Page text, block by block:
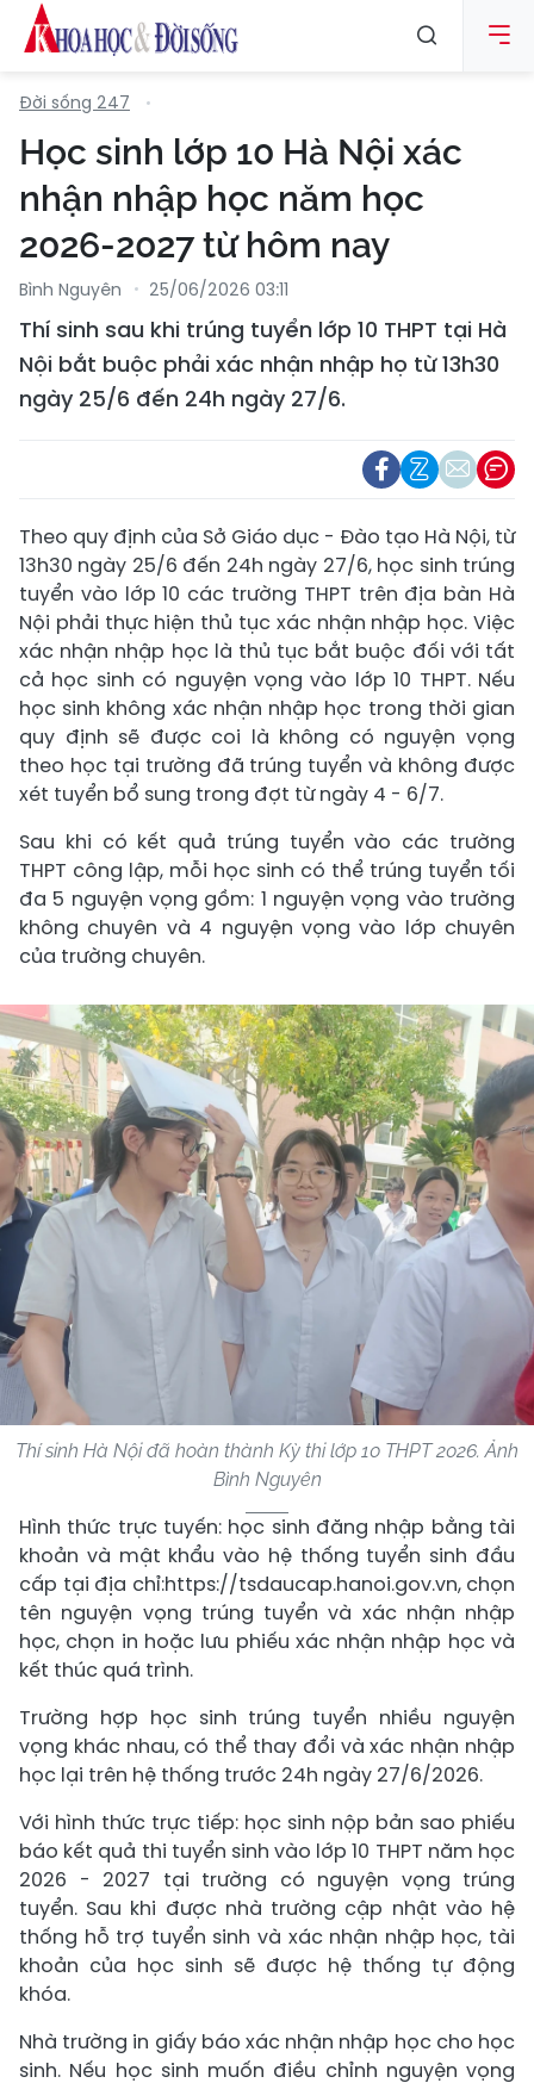
Đời sống 247
Học sinh lớp 10 Hà Nội xác
nhận nhập học năm học
2026-2027 từ hôm nay
Bình Nguyên 25/06/2026 03:11
Thí sinh sau khi trúng tuyển lớp 10 THPT tại Hà
Nội bắt buộc phải xác nhận nhập họ từ 13h30
ngày 25/6 đến 24h ngày 27/6.
Theo quy định của Sở Giáo dục - Đào tạo Hà Nội, từ
13h30 ngày 25/6 đến 24h ngày 27/6, học sinh trúng
tuyển vào lớp 10 các trường THPT trên địa bàn Hà
Nội phải thực hiện thủ tục xác nhận nhập học. Việc
xác nhận nhập học là thủ tục bắt buộc đối với tất
cả học sinh có nguyện vọng vào lớp 10 THPT. Nếu
học sinh không xác nhận nhập học trong thời gian
quy định sẽ được coi là không có nguyện vọng
theo học tại trường đã trúng tuyển và không được
xét tuyển bổ sung trong đợt từ ngày 4 - 6/7.
Sau khi có kết quả trúng tuyển vào các trường
THPT công lập, mỗi học sinh có thể trúng tuyển tối
đa 5 nguyện vọng gồm: 1 nguyện vọng vào trường
không chuyên và 4 nguyện vọng vào lớp chuyên
của trường chuyên.
Thí sinh Hà Nội đã hoàn thành Kỳ thi lớp 10 THPT 2026. Ảnh
Bình Nguyên
Hình thức trực tuyến: học sinh đăng nhập bằng tài
khoản và mật khẩu vào hệ thống tuyển sinh đầu
cấp tại địa chỉ:https://tsdaucap.hanoi.gov.vn, chọn
tên nguyện vọng trúng tuyển và xác nhận nhập
học, chọn in hoặc lưu phiếu xác nhận nhập học và
kết thúc quá trình.​
Trường hợp học sinh trúng tuyển nhiều nguyện
vọng khác nhau, có thể thay đổi và xác nhận nhập
học lại trên hệ thống trước 24h ngày 27/6/2026.
Với hình thức trực tiếp: học sinh nộp bản sao phiếu
báo kết quả thi tuyển sinh vào lớp 10 THPT năm học
2026 - 2027 tại trường có nguyện vọng trúng
tuyển. Sau khi được nhà trường cập nhật vào hệ
thống hỗ trợ tuyển sinh và xác nhận nhập học, tài
khoản của học sinh sẽ được hệ thống tự động
khóa.
Nhà trường in giấy báo xác nhận nhập học cho học
sinh. Nếu học sinh muốn điều chỉnh nguyện vọng